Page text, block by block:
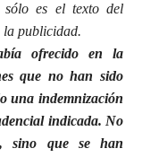
es el texto del
la publicidad.
ofrecido en la
que no han sido
una indemnización
indicada. No
sino que se han